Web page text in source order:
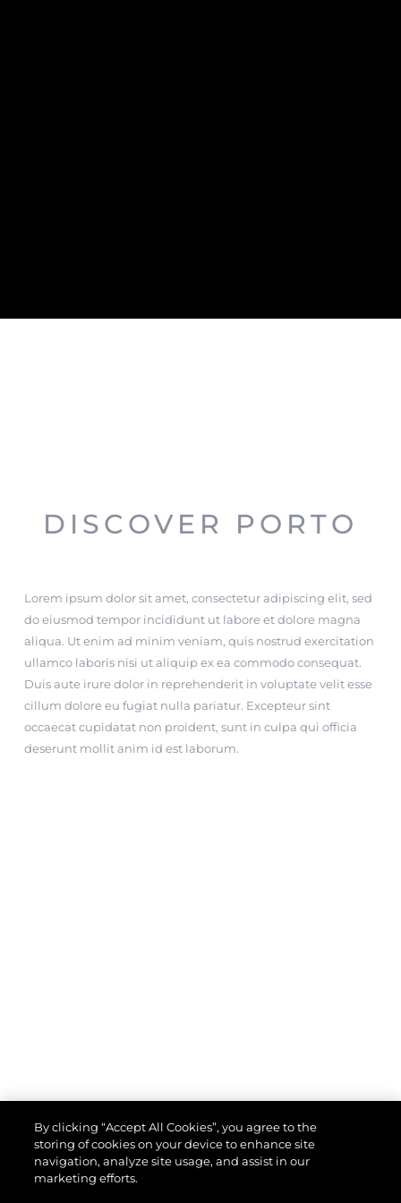
DISCOVER PORTO
Lorem ipsum dolor sit amet, consectetur adipiscing elit, sed
do eiusmod tempor incididunt ut labore et dolore magna
aliqua. Ut enim ad minim veniam, quis nostrud exercitation
ullamco laboris nisi ut aliquip ex ea commodo consequat.
Duis aute irure dolor in reprehenderit in voluptate velit esse
cillum dolore eu fugiat nulla pariatur. Excepteur sint
occaecat cupidatat non proident, sunt in culpa qui officia
deserunt mollit anim id est laborum.
PORTO
Lorem ipsum dolor sit amet, consectetur
do eiusmod tempor incididunt ut labore et
By clicking “Accept All Cookies”, you agree to the
storing of cookies on your device to enhance site
navigation, analyze site usage, and assist in our
marketing efforts.